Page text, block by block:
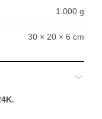
1.000 g
30 × 20 × 6 cm